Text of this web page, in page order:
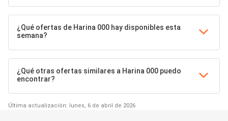
¿Qué ofertas de Harina 000 hay disponibles esta
semana?
¿Qué otras ofertas similares a Harina 000 puedo
encontrar?
Última actualización: lunes, 6 de abril de 2026